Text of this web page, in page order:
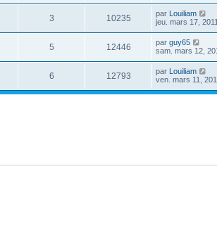
3 10235 par
Louiliam
jeu. mars 17,
5 12446 par guy65
sam. mars 12,
6 12793 par
Louiliam
ven. mars 11,